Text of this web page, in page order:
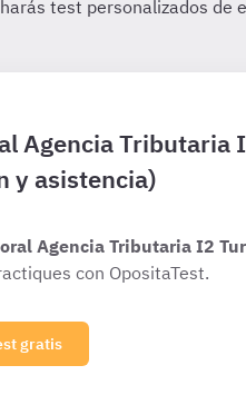
Agencia Tributaria
y asistencia)
Agencia Tributaria I2
con OpositaTest.
gratis